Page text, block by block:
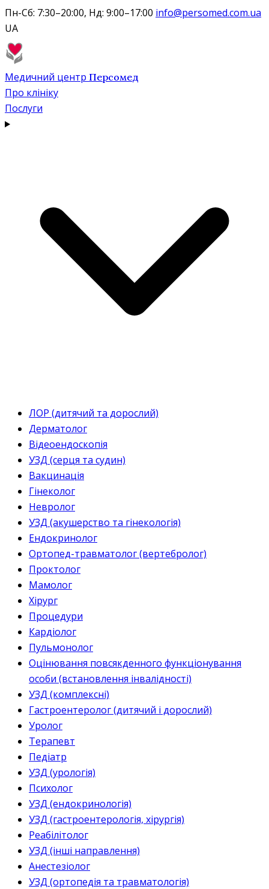
Пн-Сб: 7:30–20:00, Нд: 9:00–17:00 info@persomed.com.ua
UA
Медичний центр Персомед
Про клініку
Послуги
ЛОР (дитячий та дорослий)
Дерматолог
Відеоендоскопія
УЗД (серця та судин)
Вакцинація
Гінеколог
Невролог
УЗД (акушерство та гінекологія)
Ендокринолог
Ортопед-травматолог (вертебролог)
Проктолог
Мамолог
Хірург
Процедури
Кардіолог
Пульмонолог
Оцінювання повсякденного функціонування
особи (встановлення інвалідності)
УЗД (комплексні)
Гастроентеролог (дитячий і дорослий)
Уролог
Терапевт
Педіатр
УЗД (урологія)
Психолог
УЗД (ендокринологія)
УЗД (гастроентерологія, хірургія)
Реабілітолог
УЗД (інші направлення)
Анестезіолог
УЗД (ортопедія та травматологія)